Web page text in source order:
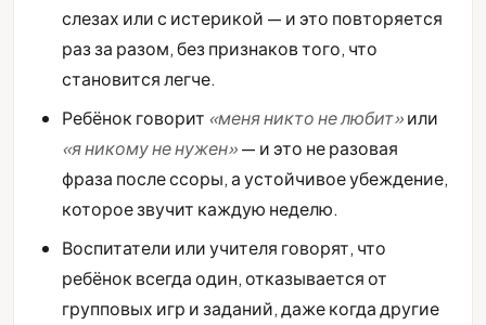
слезах или с истерикой — и это повторяется
раз за разом, без признаков того, что
становится легче.
Ребёнок говорит «меня никто не любит»или
«я никому не нужен»— и это не разовая
фраза после ссоры, а устойчивое убеждение,
которое звучит каждую неделю.
Воспитатели или учителя говорят, что
ребёнок всегда один, отказывается от
групповых игр и заданий, даже когда другие